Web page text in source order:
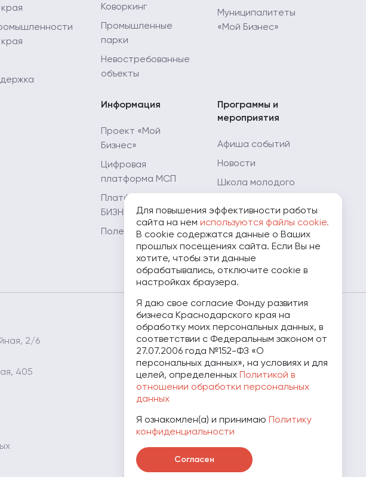
Коворкинг
Промышленные
парки
Невостребованные
объекты
Информация
Проект «Мой
Бизнес»
Цифровая
платформа МСП
Платформа «ЗA
БИЗНЕС.РФ»
Полезные ресурсы
Муниципалитеты
«Мой Бизнес»
Программы и
мероприятия
Афиша событий
Новости
Школа молодого
Мой Огород - Мой
Бизнес
Мамапредприниматель.рф
2/6
405
8 (800) 707-07-11
Скачать презентацию о Фонде
Для повышения эффективности работы
сайта на нем используются файлы cookie.
В cookie содержатся данные о Ваших
прошлых посещениях сайта. Если Вы не
хотите, чтобы эти данные
обрабатывались, отключите cookie в
настройках браузера.
Я даю свое согласие Фонду развития
бизнеса Краснодарского края на
обработку моих персональных данных, в
соответствии с Федеральным законом от
27.07.2006 года №152-ФЗ «О
персональных данных», на условиях и для
целей, определенных
Политикой в
отношении обработки персональных
данных
Я ознакомлен(а) и принимаю
Политику
конфиденциальности
Согласен